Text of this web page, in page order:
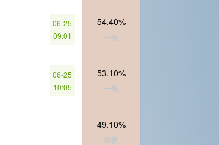
06-25
09:01
54.40%
一般
06-25
10:05
53.10%
一般
49.10%
珍贵